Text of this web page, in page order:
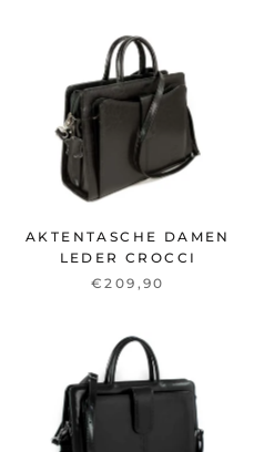
AKTENTASCHE DAMEN
LEDER CROCCI
€209,90